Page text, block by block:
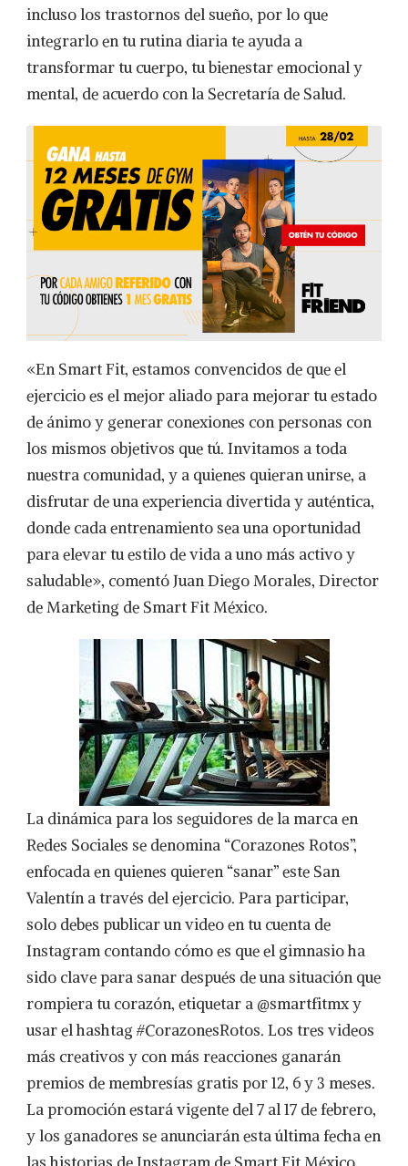
incluso los trastornos del sueño, por lo que
integrarlo en tu rutina diaria te ayuda a
transformar tu cuerpo, tu bienestar emocional y
mental, de acuerdo con la Secretaría de Salud.
«En Smart Fit, estamos convencidos de que el
ejercicio es el mejor aliado para mejorar tu estado
de ánimo y generar conexiones con personas con
los mismos objetivos que tú. Invitamos a toda
nuestra comunidad, y a quienes quieran unirse, a
disfrutar de una experiencia divertida y auténtica,
donde cada entrenamiento sea una oportunidad
para elevar tu estilo de vida a uno más activo y
saludable», comentó Juan Diego Morales, Director
de Marketing de Smart Fit México.
La dinámica para los seguidores de la marca en
Redes Sociales se denomina “Corazones Rotos”,
enfocada en quienes quieren “sanar” este San
Valentín a través del ejercicio. Para participar,
solo debes publicar un video en tu cuenta de
Instagram contando cómo es que el gimnasio ha
sido clave para sanar después de una situación que
rompiera tu corazón, etiquetar a @smartfitmx y
usar el hashtag #CorazonesRotos. Los tres videos
más creativos y con más reacciones ganarán
premios de membresías gratis por 12, 6 y 3 meses.
La promoción estará vigente del 7 al 17 de febrero,
y los ganadores se anunciarán esta última fecha en
las historias de Instagram de Smart Fit México